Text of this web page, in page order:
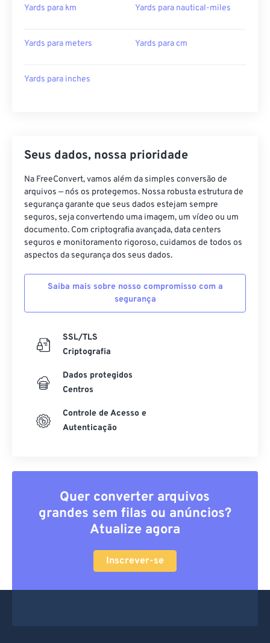
Yards para km Yards para nautical-miles
Yards para meters Yards para cm
Yards para inches
Seus dados, nossa prioridade
Na FreeConvert, vamos além da simples conversão de
arquivos — nós os protegemos. Nossa robusta estrutura de
segurança garante que seus dados estejam sempre
seguros, seja convertendo uma imagem, um vídeo ou um
documento. Com criptografia avançada, data centers
seguros e monitoramento rigoroso, cuidamos de todos os
aspectos da segurança dos seus dados.
Saiba mais sobre nosso compromisso com a
segurança
SSL/TLS
Criptografia
Dados protegidos
Centros
Controle de Acesso e
Autenticação
Quer converter arquivos
grandes sem filas ou anúncios?
Atualize agora
Inscrever-se